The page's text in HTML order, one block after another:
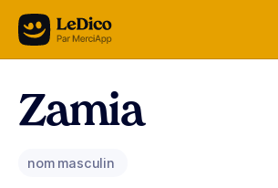
Aller au contenu
Zamia
nom masculin